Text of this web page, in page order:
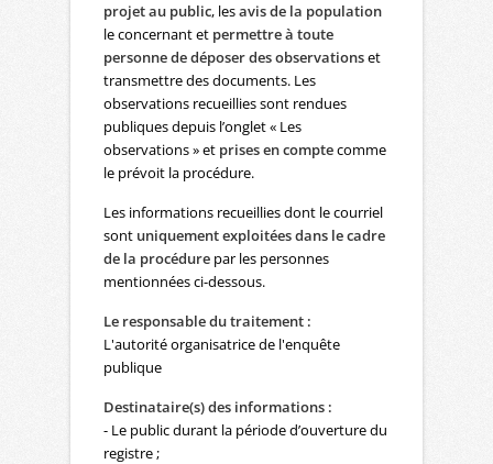
projet au public, lesavis de la population
le concernant et permettre à toute
personne de déposer des observationset
transmettre des documents. Les
observations recueillies sont rendues
publiques depuis l’onglet « Les
observations » et prises en comptecomme
le prévoit la procédure.
Les informations recueillies dont le courriel
sont uniquement exploitées dans le cadre
de la procédure par les personnes
mentionnées ci-dessous.
Le responsable du traitement :
L'autorité organisatrice de l'enquête
publique
Destinataire(s) des informations :
- Le public durant la période d’ouverture du
registre ;